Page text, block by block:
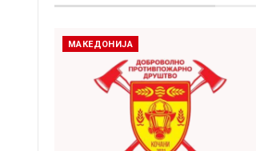
МАКЕДОНИЈА